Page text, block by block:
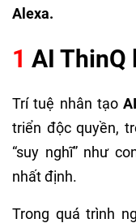
Alexa.
1 AI ThinQ
Trí tuệ nhân tạo
triển độc quyền,
“suy nghĩ” như
nhất định.
Trong quá trình